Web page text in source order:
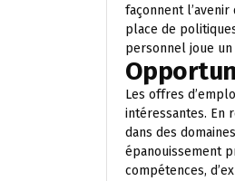
façonnent
place de
personnel joue
Les offres
intéressantes. En
dans des
épanouissement
compétences,